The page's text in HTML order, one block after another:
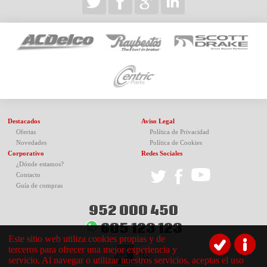
Destacados
Ofertas
Novedades
Corporativo
¿Dónde estamos?
Contacto
Guía de compras
Aviso Legal
Política de Privacidad
Política de Cookies
Redes Sociales
952 000 450
605 123 123
Este sitio web utiliza cookies propias y de
terceros para ofrecer una mejor experiencia y
servicio. Al navegar o utilizar nuestros servicios, aceptas el uso